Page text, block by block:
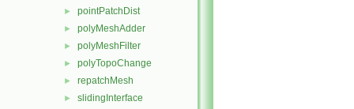
► pointPatchDist
► polyMeshAdder
► polyMeshFilter
► polyTopoChange
► repatchMesh
► slidingInterface